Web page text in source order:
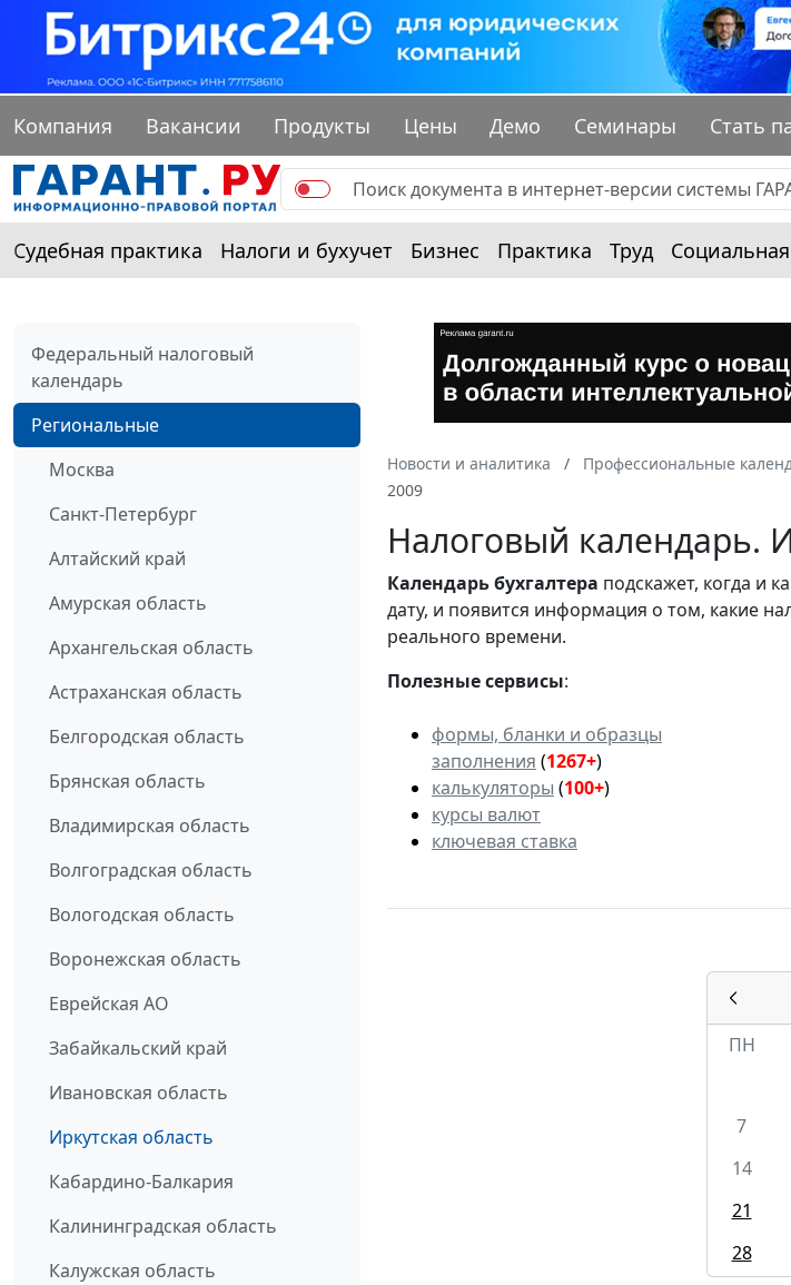
Компания Вакансии Продукты Цены Демо Семинары Стать
Судебная практика Налоги и бухучет Бизнес Практика Труд
Федеральный налоговый
календарь
Региональные
Москва
Санкт-Петербург
Алтайский край
Амурская область
Архангельская область
Астраханская область
Белгородская область
Брянская область
Владимирская область
Волгоградская область
Вологодская область
Воронежская область
Еврейская АО
Забайкальский край
Ивановская область
Иркутская область
Кабардино-Балкария
Калининградская область
Калужская область
Новости и аналитика Профессиональные
2009
Налоговый календарь.
Календарьбухгалтера подскажет, когда и
дату, и появится информация о том, какие
реального времени.
Полезные сервисы:
формы, бланки и образцы
заполнения (1267+)
калькуляторы (100+)
курсы валют
ключевая ставка
ПН
7
14
21
28